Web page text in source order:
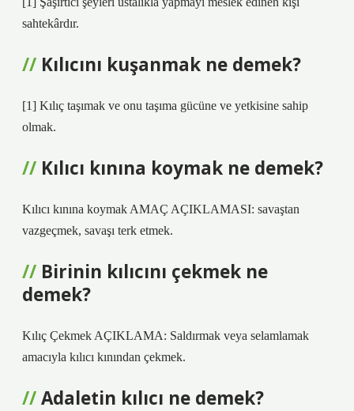
sahtekârdır.
Kılıcını kuşanmak ne demek?
[1] Kılıç taşımak ve onu taşıma gücüne ve yetkisine sahip
olmak.
Kılıcı kınına koymak ne demek?
Kılıcı kınına koymak AMAÇ AÇIKLAMASI: savaştan
vazgeçmek, savaşı terk etmek.
Birinin kılıcını çekmek ne
demek?
Kılıç Çekmek AÇIKLAMA: Saldırmak veya selamlamak
amacıyla kılıcı kınından çekmek.
Adaletin kılıcı ne demek?